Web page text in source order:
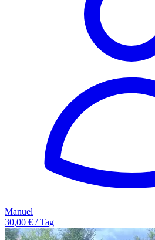
Manuel
30,00 € / Tag